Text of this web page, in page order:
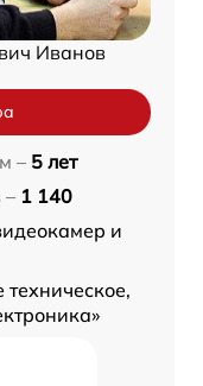
Иванов
– 5 лет
1 140
и